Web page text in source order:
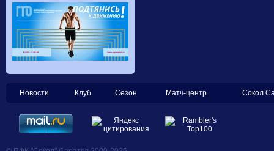
Новости Клуб Сезон Матч-центр Сокол